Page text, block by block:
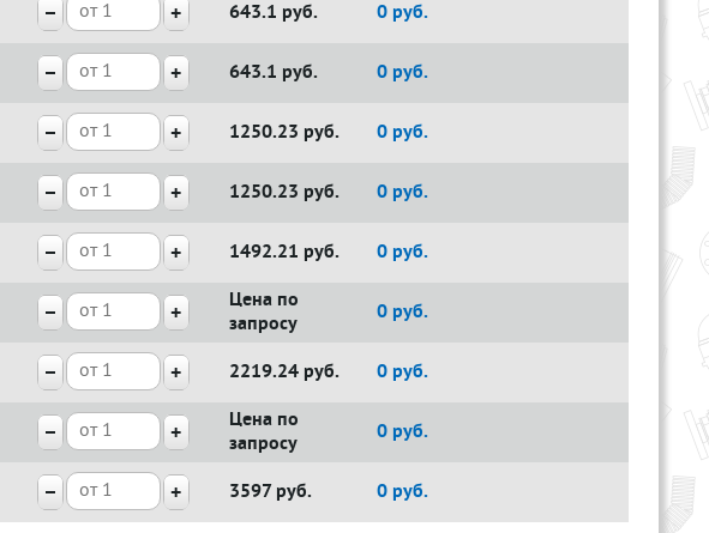
643.1 руб. 0 руб.
643.1 руб. 0 руб.
1250.23 руб. 0 руб.
1250.23 руб. 0 руб.
1492.21 руб. 0 руб.
Цена по
запросу
0 руб.
2219.24 руб. 0 руб.
Цена по
запросу
0 руб.
3597 руб. 0 руб.